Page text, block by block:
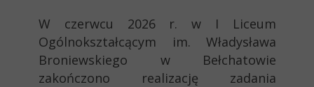
W czerwcu 2026 r. w I Liceum
Ogólnokształcącym im. Władysława
Broniewskiego w Bełchatowie
zakończono realizację zadania